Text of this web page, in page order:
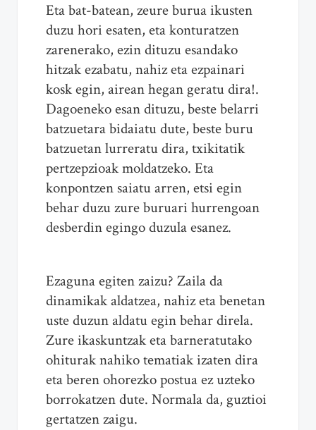
Eta bat-batean, zeure burua ikusten
duzu hori esaten, eta konturatzen
zarenerako, ezin dituzu esandako
hitzak ezabatu, nahiz eta ezpainari
kosk egin, airean hegan geratu dira!.
Dagoeneko esan dituzu, beste belarri
batzuetara bidaiatu dute, beste buru
batzuetan lurreratu dira, txikitatik
pertzepzioak moldatzeko. Eta
konpontzen saiatu arren, etsi egin
behar duzu zure buruari hurrengoan
desberdin egingo duzula esanez.
Ezaguna egiten zaizu? Zaila da
dinamikak aldatzea, nahiz eta benetan
uste duzun aldatu egin behar direla.
Zure ikaskuntzak eta barneratutako
ohiturak nahiko tematiak izaten dira
eta beren ohorezko postua ez uzteko
borrokatzen dute. Normala da, guztioi
gertatzen zaigu.